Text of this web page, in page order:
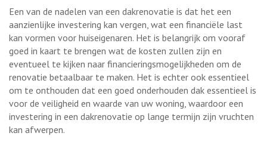
Een van de nadelen van een dakrenovatie is dat het een
aanzienlijke investering kan vergen, wat een financiële last
kan vormen voor huiseigenaren. Het is belangrijk om vooraf
goed in kaart te brengen wat de kosten zullen zijn en
eventueel te kijken naar financieringsmogelijkheden om de
renovatie betaalbaar te maken. Het is echter ook essentieel
om te onthouden dat een goed onderhouden dak essentieel is
voor de veiligheid en waarde van uw woning, waardoor een
investering in een dakrenovatie op lange termijn zijn vruchten
kan afwerpen.